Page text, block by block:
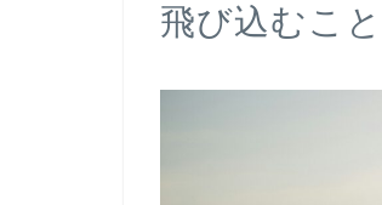
飛び込むこ